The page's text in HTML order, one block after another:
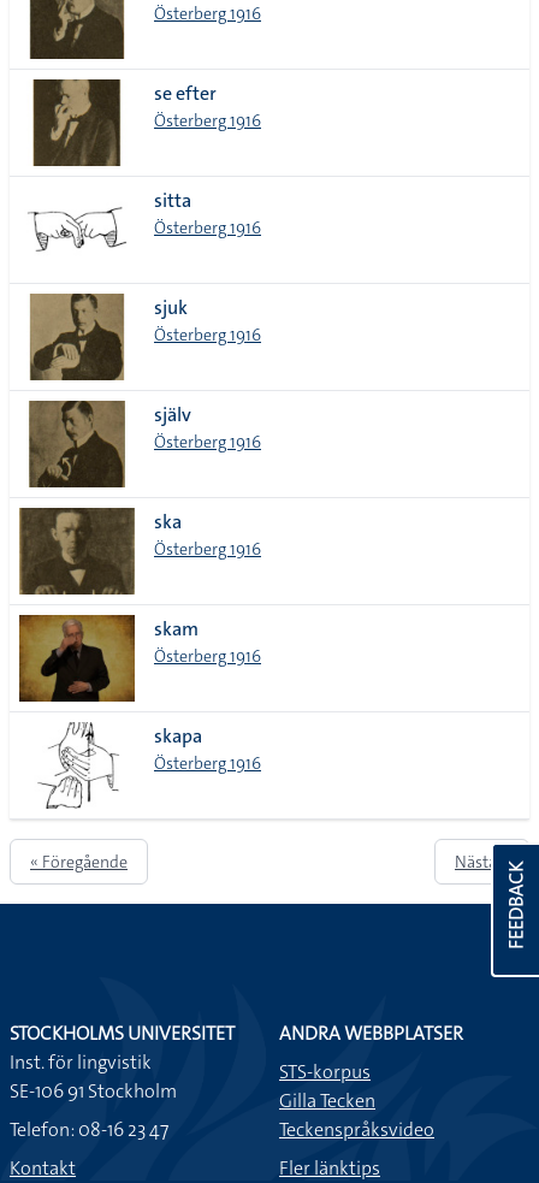
Österberg 1916
se efter
Österberg 1916
sitta
Österberg 1916
sjuk
Österberg 1916
själv
Österberg 1916
ska
Österberg 1916
skam
Österberg 1916
skapa
Österberg 1916
« Föregående Nästa » FEEDBACK
STOCKHOLMS UNIVERSITET
Inst. för lingvistik
SE-106 91 Stockholm
Telefon: 08-16 23 47
Kontakt
ANDRA WEBBPLATSER
STS-korpus
Gilla Tecken
Teckenspråksvideo
Fler länktips